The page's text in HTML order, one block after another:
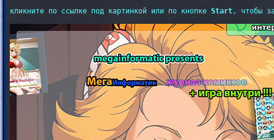
кликните по ссылке под картинкой или по кнопке Start, чтобы